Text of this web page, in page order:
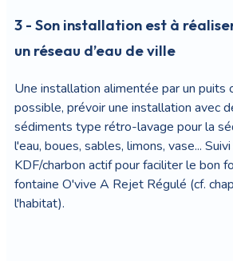
3 - Son installation est à
un réseau d’eau de ville
Une installation alimentée par un puits
possible, prévoir une installation avec
sédiments type rétro-lavage pour la
l'eau, boues, sables, limons, vase...
KDF/charbon actif pour faciliter le bon
fontaine O'vive A Rejet Régulé (cf.
l'habitat).